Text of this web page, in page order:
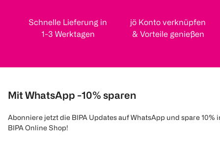
Schnelle Lieferung in
1-3 Werktagen
jö Konto verknüpfen
& Vorteile genießen
Mit WhatsApp -10% sparen
Abonniere jetzt die BIPA Updates auf WhatsApp und spare 10%
BIPA Online Shop!